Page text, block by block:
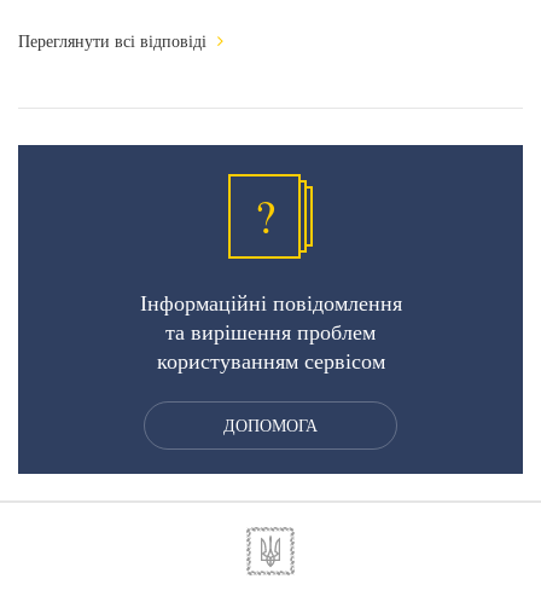
Переглянути всі відповіді
?
Інформаційні повідомлення
та вирішення проблем
користуванням сервісом
ДОПОМОГА